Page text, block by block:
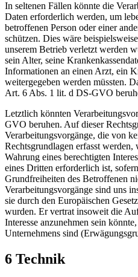
In seltenen Fällen könnte die
Daten erforderlich werden, um
betroffenen Person oder einer
schützen. Dies wäre
unserem Betrieb verletzt werden
sein Alter, seine
Informationen an einen Arzt, ein
weitergegeben werden müssten.
Art. 6 Abs. 1 lit. d DS-GVO
Letztlich könnten
GVO beruhen. Auf dieser
Verarbeitungsvorgänge, die von
Rechtsgrundlagen erfasst
Wahrung eines berechtigten
eines Dritten erforderlich ist,
Grundfreiheiten des Betroffenen
Verarbeitungsvorgänge sind uns
sie durch den Europäischen
wurden. Er vertrat insoweit die
Interesse anzunehmen sein
Unternehmens sind
6 Technik